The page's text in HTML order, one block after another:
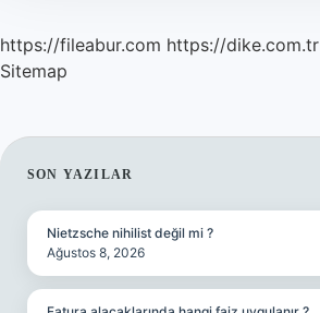
https://fileabur.com https://dike.com.tr
Sitemap
SIDEBAR
SON YAZILAR
Nietzsche nihilist değil mi ?
Ağustos 8, 2026